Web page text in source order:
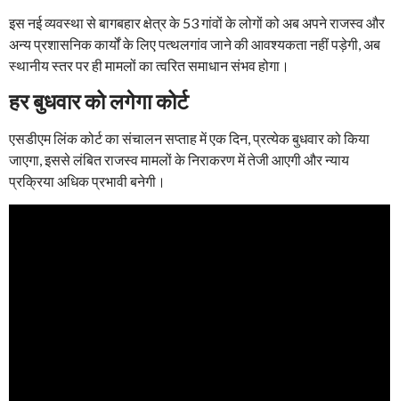
इस नई व्यवस्था से बागबहार क्षेत्र के 53 गांवों के लोगों को अब अपने राजस्व और
अन्य प्रशासनिक कार्यों के लिए पत्थलगांव जाने की आवश्यकता नहीं पड़ेगी, अब
स्थानीय स्तर पर ही मामलों का त्वरित समाधान संभव होगा।
हर बुधवार को लगेगा कोर्ट
एसडीएम लिंक कोर्ट का संचालन सप्ताह में एक दिन, प्रत्येक बुधवार को किया
जाएगा, इससे लंबित राजस्व मामलों के निराकरण में तेजी आएगी और न्याय
प्रक्रिया अधिक प्रभावी बनेगी।